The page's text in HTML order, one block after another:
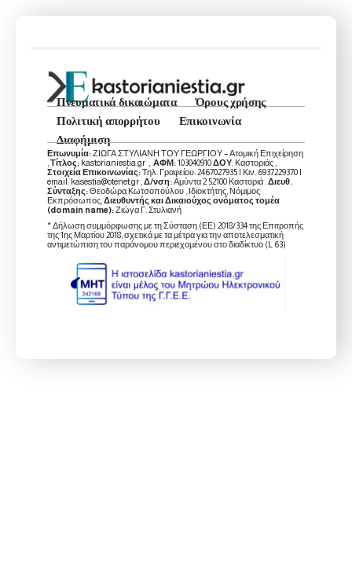
Πνευματικά δικαιώματα
Όρους χρήσης
Πολιτική απορρήτου
Επικοινωνία
Διαφήμιση
Επωνυμία:ΖΙΩΓΑ ΣΤΥΛΙΑΝΗ ΤΟΥ ΓΕΩΡΓΙΟΥ – Ατομική Επιχείρηση
Τίτλος: kastorianiestia.gr , ΑΦΜ:103040910ΔΟΥ: Καστοριάς ,
Στοιχεία Επικοινωνίας:Τηλ. Γραφείου: 2467027935 | Κιν. 6937229370 |
email: kasestia@otenet.gr , Δ/νση:Αμύντα 2 52100 Καστοριά . Διευθ.
Σύνταξης:Θεοδώρα Κωτσοπούλου , Ιδιοκτήτης, Νόμιμος
Εκπρόσωπος, Διευθυντής και Δικαιούχος ονόματος τομέα
(domain name):Ζιώγα Γ. Στυλιανή
* Δήλωση συμμόρφωσης με τη Σύσταση (ΕΕ) 2018/334 της Επιτροπής
της 1ης Μαρτίου 2018, σχετικά με τα μέτρα για την αποτελεσματική
αντιμετώπιση του παράνομου περιεχομένου στο διαδίκτυο (L 63)